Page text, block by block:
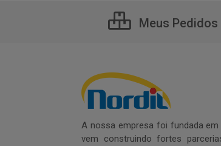
Meus Pedidos
A nossa empresa foi fundada
vem construindo fortes